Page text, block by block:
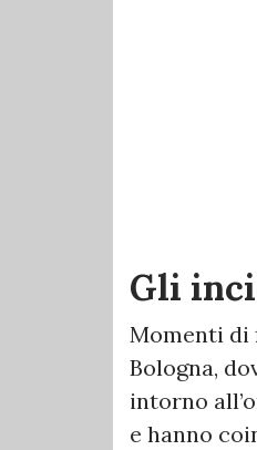
Gli
Momenti di
Bologna,
intorno
e hanno